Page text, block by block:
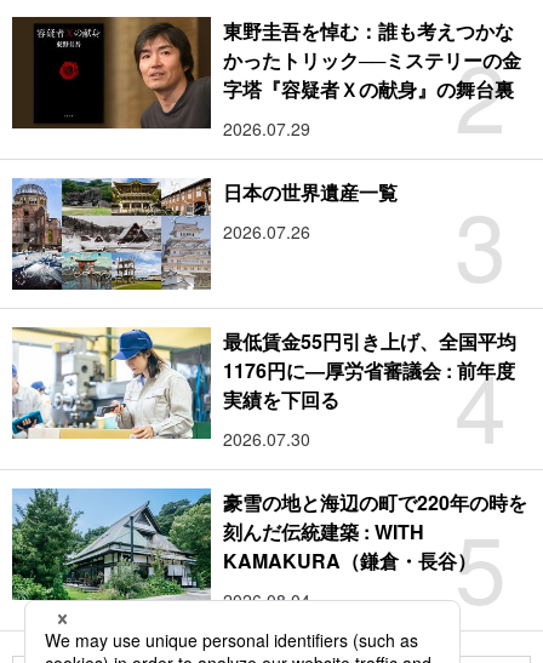
2
東野圭吾を悼む：誰も考えつかな
かったトリック──ミステリーの金
字塔『容疑者Ｘの献身』の舞台裏
2026.07.29
3
日本の世界遺産一覧
2026.07.26
4
最低賃金55円引き上げ、全国平均
1176円に―厚労省審議会 : 前年度
実績を下回る
2026.07.30
5
豪雪の地と海辺の町で220年の時を
刻んだ伝統建築 : WITH
KAMAKURA（鎌倉・長谷）
2026.08.04